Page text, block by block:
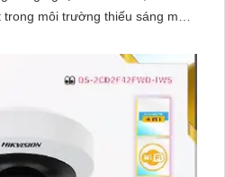
môi trường thiếu sáng một